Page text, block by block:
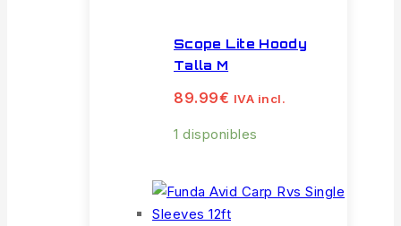
Scope Lite Hoody
Talla M
89.99€ IVA incl.
1 disponibles